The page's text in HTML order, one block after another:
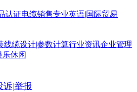
认证电缆销售专业英语|国际贸易
线缆设计|参数计算行业资讯企业管理
乐休闲
诉|举报